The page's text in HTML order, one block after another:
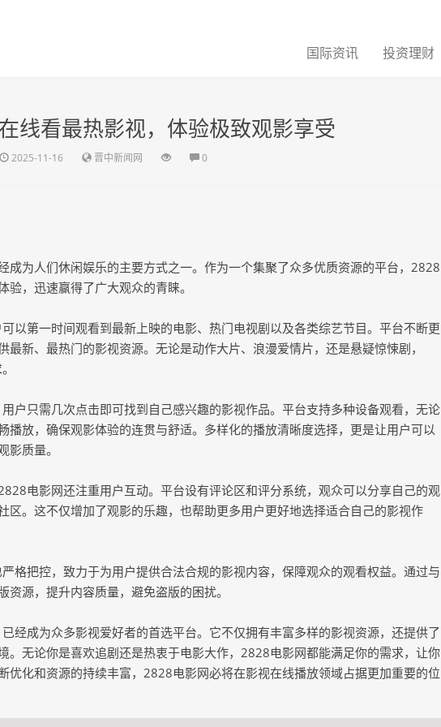
国际资讯 投资理财
线看最热影视，体验极致观影享受
2025-11-16 晋中新闻网 0
成为人们休闲娱乐的主要方式之一。作为一个集聚了众多优质资源的平台，2828
，迅速赢得了广大观众的青睐。
以第一时间观看到最新上映的电影、热门电视剧以及各类综艺节目。平台不断更
新、最热门的影视资源。无论是动作大片、浪漫爱情片，还是悬疑惊悚剧，
户只需几次点击即可找到自己感兴趣的影视作品。平台支持多种设备观看，无论
播放，确保观影体验的连贯与舒适。多样化的播放清晰度选择，更是让用户可以
影质量。
电影网还注重用户互动。平台设有评论区和评分系统，观众可以分享自己的观
区。这不仅增加了观影的乐趣，也帮助更多用户更好地选择适合自己的影视作
格把控，致力于为用户提供合法合规的影视内容，保障观众的观看权益。通过与
源，提升内容质量，避免盗版的困扰。
经成为众多影视爱好者的首选平台。它不仅拥有丰富多样的影视资源，还提供了
。无论你是喜欢追剧还是热衷于电影大作，2828电影网都能满足你的需求，让你
优化和资源的持续丰富，2828电影网必将在影视在线播放领域占据更加重要的位